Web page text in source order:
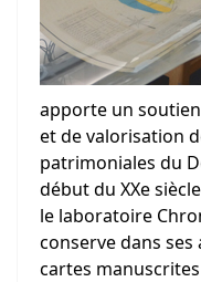
apporte un
et de valorisation
patrimoniales du
début du XXe
le laboratoire
conserve dans
cartes